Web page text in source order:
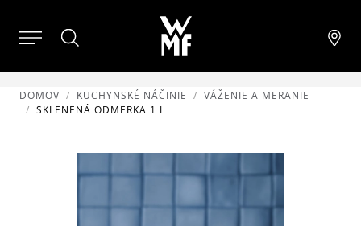
DOMOV KUCHYNSKÉ NÁČINIE
VÁŽENIE A MERANIE
SKLENENÁ ODMERKA 1 L